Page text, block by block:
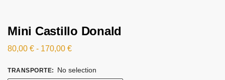
Mini Castillo Donald
80,00 € - 170,00 €
TRANSPORTE: No selection